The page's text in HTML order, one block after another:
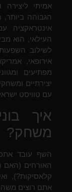
אמיתי
הגבוהה ביותר,
אינטראקציה
העילאי, הוא
לשילוב
אירופאי,
מפתיעים
יצירתיים
עם טוויסט
איך
משחק?
השף עובד
האורחים (האם
קלאסיקות?),
אתם רוצים משהו